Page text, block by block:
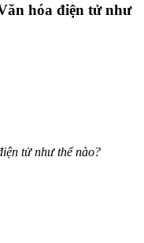
hóa điện tử như
tử như thế nào?